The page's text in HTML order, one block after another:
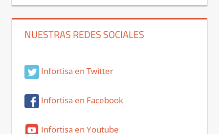
NUESTRAS REDES SOCIALES
Infortisa en Twitter
Infortisa en Facebook
Infortisa en Youtube